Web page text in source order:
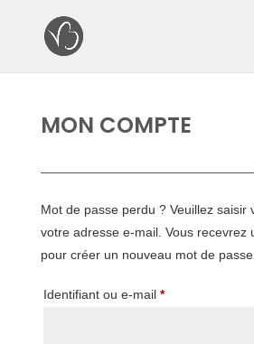
MON COMPTE
Mot de passe perdu ? Veuillez saisir
votre adresse e-mail. Vous recevrez
pour créer un nouveau mot de passe.
Identifiant ou e-mail *Obligatoire